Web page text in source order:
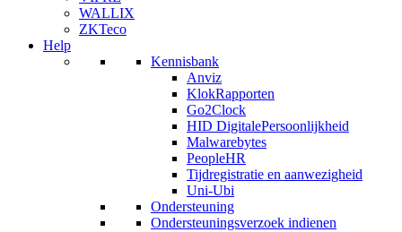
WALLIX
ZKTeco
Help
Kennisbank
Anviz
KlokRapporten
Go2Clock
HID DigitalePersoonlijkheid
Malwarebytes
PeopleHR
Tijdregistratie en aanwezigheid
Uni-Ubi
Ondersteuning
Ondersteuningsverzoek indienen